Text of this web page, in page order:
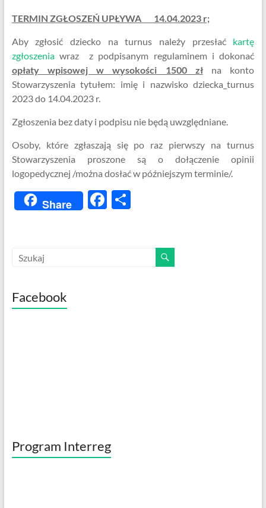
TERMIN ZGŁOSZEŃ UPŁYWA 14.04.2023 r;
Aby zgłosić dziecko na turnus należy przesłać kartę
zgłoszeniawraz z podpisanym regulaminem i dokonać
opłaty wpisowej w wysokości 1500 złna konto
Stowarzyszenia tytułem: imię i nazwisko dziecka_turnus
2023 do 14.04.2023 r.
Zgłoszenia bez daty i podpisu nie będą uwzględniane.
Osoby, które zgłaszają się po raz pierwszy na turnus
Stowarzyszenia proszone są o dołączenie opinii
logopedycznej /można dosłać w późniejszym terminie/.
Share
F S
Facebook
Program Interreg